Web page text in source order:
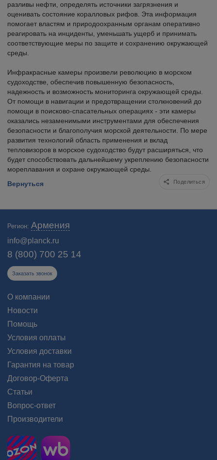
разливы нефти, определять источники загрязнения и
оценивать состояние коралловых рифов. Эта информация
помогает властям и природоохранным органам оперативно
реагировать на инциденты, уменьшать ущерб и принимать
соответствующие меры по защите и сохранению окружающей
среды.
Инфракрасные камеры произвели революцию в морском
судоходстве, обеспечив повышенную безопасность,
надежность и возможность мониторинга окружающей среды.
От помощи в навигации и предотвращении столкновений до
помощи в поисково-спасательных операциях - эти камеры
оказались незаменимыми инструментами для обеспечения
безопасности и благополучия морской деятельности. По мере
развития технологий область применения и вклад
тепловизоров в морское судоходство будут расширяться, что
будет способствовать дальнейшему укреплению безопасности
мореплавания и охране окружающей среды.
Вернуться
Поделиться
Регион: Армения
info@planck.ru
8 (800) 700 25 14
Заказать звонок
О компании
Новости
Помощь
Условия оплаты
Условия доставки
Гарантия на товар
Договор-Оферта
Статьи
Вопрос-ответ
Производители